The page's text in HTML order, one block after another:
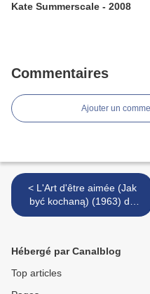
Kate Summerscale - 2008
Commentaires
Ajouter un
< L'Art d'être aimée (Jak
być kochaną) (1963) de
Wojciech Has
Hébergé par Canalblog
Top articles